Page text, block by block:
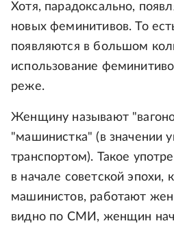
Хотя, парадоксально,
новых феминитивов. То
появляются в большом
использование
реже.
Женщину называют
"машинистка" (в значении
транспортом). Такое
в начале советской эпохи,
машинистов, работают
видно по СМИ, женщин